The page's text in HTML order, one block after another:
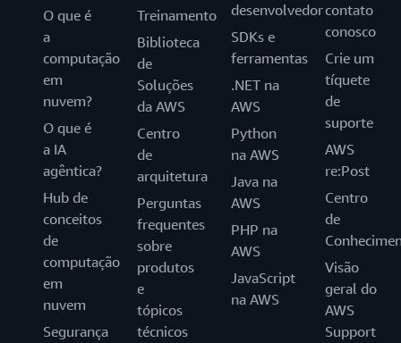
O que é
a
computação
em
nuvem?
O que é
a IA
agêntica?
Hub de
conceitos
de
computação
em
nuvem
Segurança
Treinamento
Biblioteca
de
Soluções
da AWS
Centro
de
arquitetura
Perguntas
frequentes
sobre
produtos
e
tópicos
técnicos
desenvolvedor
SDKs e
ferramentas
.NET na
AWS
Python
na AWS
Java na
AWS
PHP na
AWS
JavaScript
na AWS
contato
conosco
Crie um
tíquete
de
suporte
AWS
re:Post
Centro
de
Visão
geral do
AWS
Support